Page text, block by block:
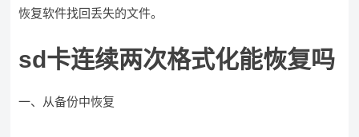
恢复软件找回丢失的文件。
sd卡连续两次格式化能恢复吗
一、从备份中恢复